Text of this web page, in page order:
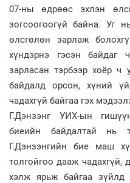
07-ны өдрөөс эхлэн
зогсоогоогүй байна. Уг
өлсгөлөн зарлаж
хүндэрнэ гэсэн
зарласан тэрбээр хоёр
байдалд орсон, хүний
чадахгүй байгаа гэх
Г.Дэнзэнг УИХ-ын
биеийн байдалтай нь
Г.Дэнзэнгийн бие маш
толгойгоо дааж чадахгүй,
хэлж ярьж байгаа зүйлд